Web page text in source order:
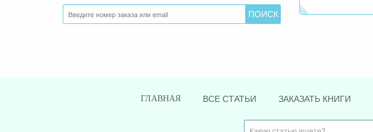
ГЛАВНАЯ ВСЕ СТАТЬИ ЗАКАЗАТЬ КНИГИ